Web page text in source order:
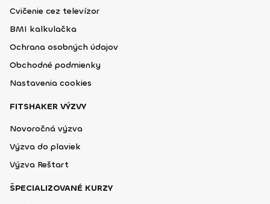
Cvičenie cez televízor
BMI kalkulačka
Ochrana osobných údajov
Obchodné podmienky
Nastavenia cookies
FITSHAKER VÝZVY
Novoročná výzva
Výzva do plaviek
Výzva Reštart
ŠPECIALIZOVANÉ KURZY